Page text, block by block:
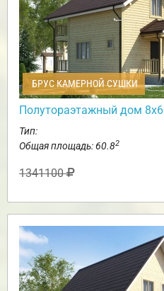
БРУС КАМЕРНОЙ СУШКИ
Полутораэтажный дом 8х6
Тип:
Общая площадь: 60.82
1341100